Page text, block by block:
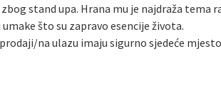
stand upa. Hrana mu je najdraža tema
što su zapravo esencije života.
na ulazu imaju sigurno sjedeće